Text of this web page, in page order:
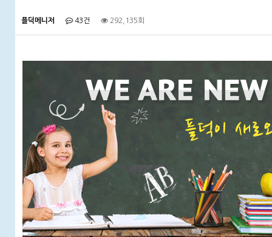
플덕메니저 43건 292,135회